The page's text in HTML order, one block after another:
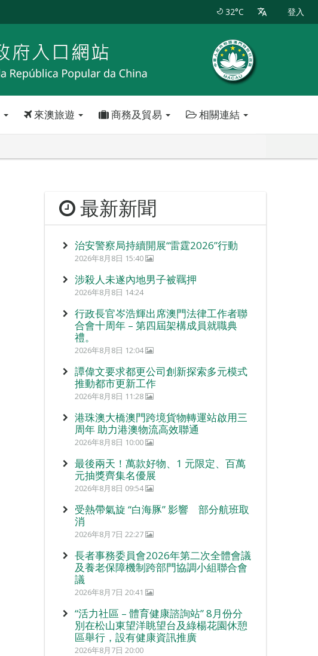
32°C 登入
來澳旅遊 商務及貿易 相關連結
最新新聞
治安警察局持續開展“雷霆2026”行動
2026年8月8日 15:40
涉殺人未遂內地男子被羈押
2026年8月8日 14:24
行政長官岑浩輝出席澳門法律工作者聯
合會十周年 – 第四屆架構成員就職典
禮。
2026年8月8日 12:04
譚偉文要求都更公司創新探索多元模式
推動都市更新工作
2026年8月8日 11:28
港珠澳大橋澳門跨境貨物轉運站啟用三
周年 助力港澳物流高效聯通
2026年8月8日 10:00
最後兩天！萬款好物、1 元限定、百萬
元抽獎齊集名優展
2026年8月8日 09:54
受熱帶氣旋 “白海豚” 影響 部分航班取
消
2026年8月7日 22:27
長者事務委員會2026年第二次全體會議
及養老保障機制跨部門協調小組聯合會
議
2026年8月7日 20:41
“活力社區 – 體育健康諮詢站” 8月份分
別在松山東望洋眺望台及綠楊花園休憩
區舉行，設有健康資訊推廣
2026年8月7日 20:00